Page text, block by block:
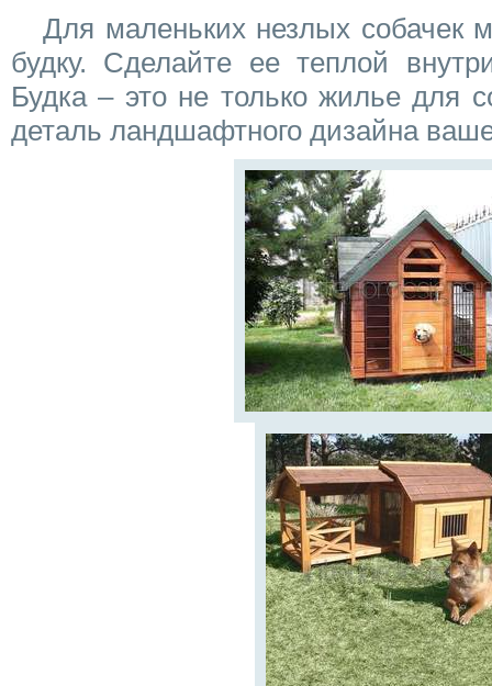
Для маленьких незлых собачек
будку. Сделайте ее теплой
Будка – это не только жилье для
деталь ландшафтного дизайна